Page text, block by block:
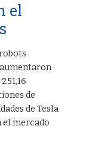
el
aumentaron
de
de Tesla
mercado